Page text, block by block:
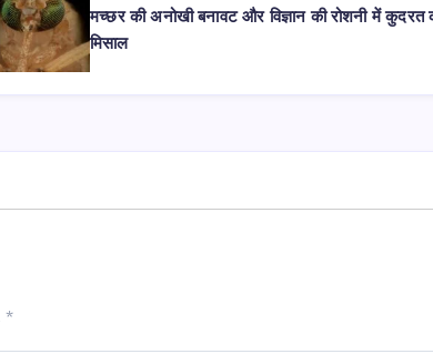
मच्छर की अनोखी बनावट और विज्ञान की रोशनी में कुदरत
मिसाल
*